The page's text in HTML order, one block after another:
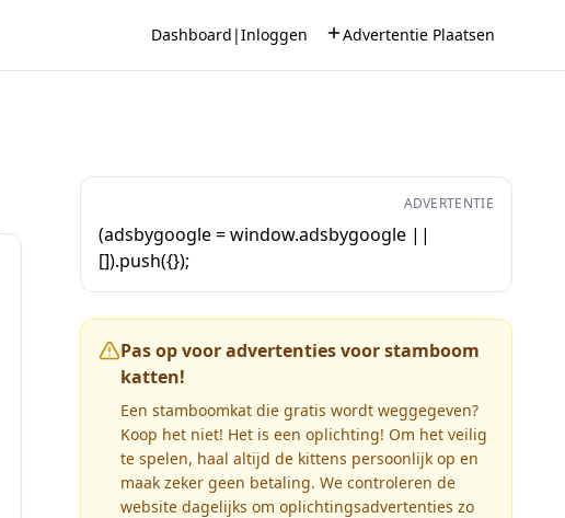
Dashboard |Inloggen Advertentie Plaatsen
ADVERTENTIE
(adsbygoogle = window.adsbygoogle ||
[]).push({});
Pas op voor advertenties voor stamboom
katten!
Een stamboomkat die gratis wordt weggegeven?
Koop het niet! Het is een oplichting! Om het veilig
te spelen, haal altijd de kittens persoonlijk op en
maak zeker geen betaling. We controleren de
website dagelijks om oplichtingsadvertenties zo